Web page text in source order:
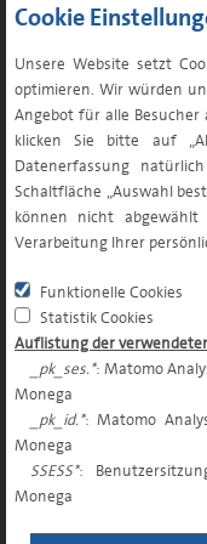
Cookie
Unsere Website setzt
optimieren. Wir würden
Angebot für alle
klicken Sie bitte auf
Datenerfassung
Schaltfläche „Auswahl
können nicht
Verarbeitung Ihrer
Funktionelle Cookies
Statistik Cookies
Auflistung der
_pk_ses.*: Matomo
Monega
_pk_id.*: Matomo
Monega
SSESS*:
Monega
LÖSUNGEN &
LÖSUNGEN
Lösungen für
Lösungen für
Lösungen für
STRATEGIEN
Renten Euroraum
Multi Asset
ÜBER UNS
MONEGA
Geschäftsführung
Nachhaltigkeit
Unsere Services